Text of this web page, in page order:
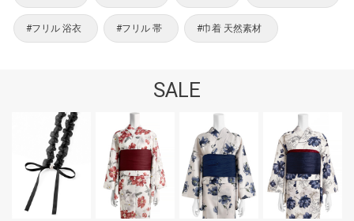
#フリル 浴衣 #フリル 帯 #巾着 天然素材
SALE